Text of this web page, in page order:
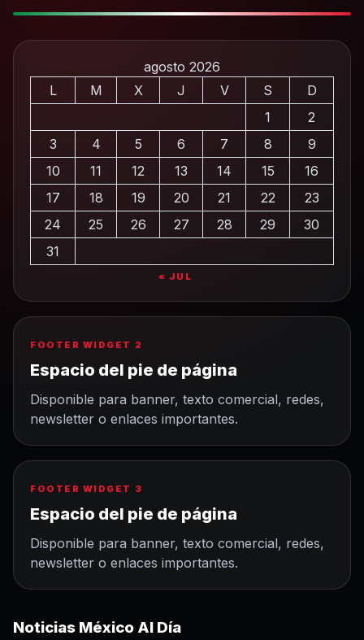
agosto 2026
L
M X J V S
D
1
2
3
4 5 6 7 8
9
10
11 12 13 14 15
16
17
18 19 20 21 22
23
24
25 26 27 28 29
30
31
« JUL
FOOTER WIDGET 2
Espacio del pie de página
Disponible para banner, texto comercial, redes,
newsletter o enlaces importantes.
FOOTER WIDGET 3
Espacio del pie de página
Disponible para banner, texto comercial, redes,
newsletter o enlaces importantes.
Noticias México Al Día